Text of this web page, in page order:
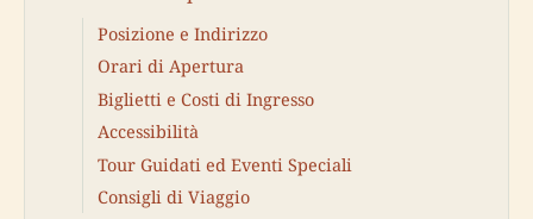
Posizione e Indirizzo
Orari di Apertura
Biglietti e Costi di Ingresso
Accessibilità
Tour Guidati ed Eventi Speciali
Consigli di Viaggio